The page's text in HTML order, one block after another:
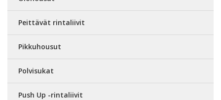
Peittävät rintaliivit
Pikkuhousut
Polvisukat
Push Up -rintaliivit